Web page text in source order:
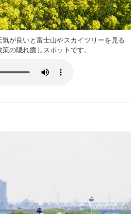
が良いと富士山やスカイツリーを見る
の隠れ癒しスポットです。